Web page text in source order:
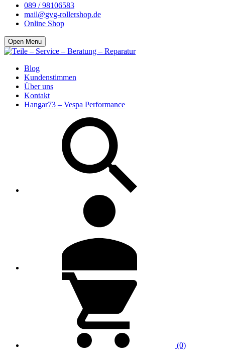
089 / 98106583
mail@gvg-rollershop.de
Online Shop
Open Menu
Blog
Kundenstimmen
Über uns
Kontakt
Hangar73 – Vespa Performance
(0)